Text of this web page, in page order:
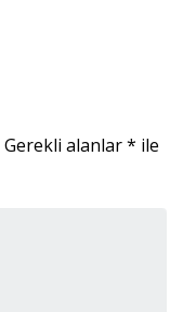
Gerekli alanlar* ile